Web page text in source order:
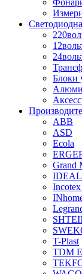
Блоки
ABB
ASD
Ecola
Grand
IDEAL
T-Plast
TDM